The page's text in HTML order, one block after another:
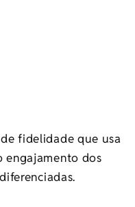
fidelidade que usa
engajamento dos